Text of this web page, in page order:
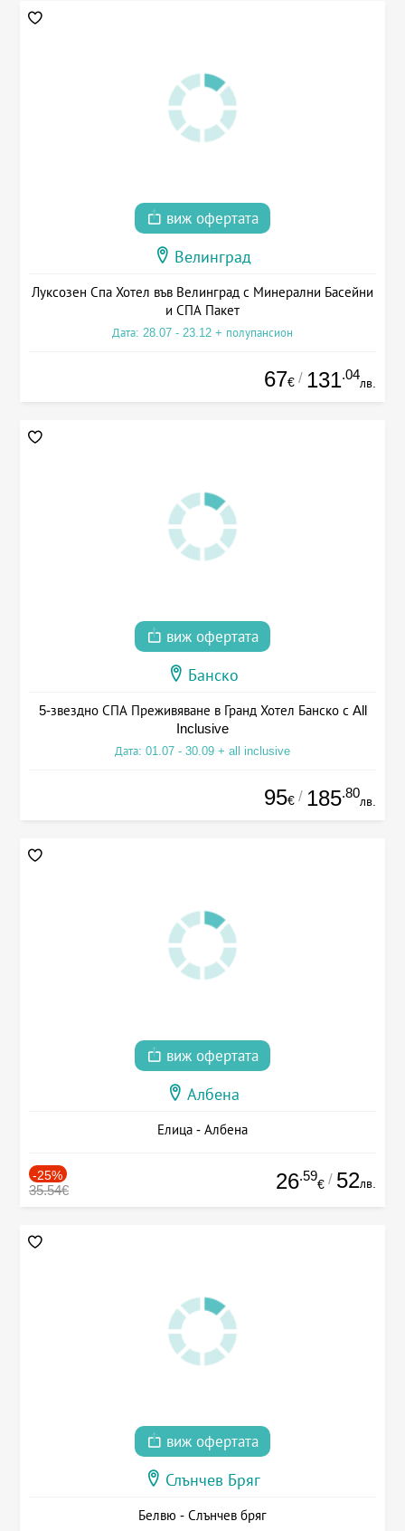
виж офертата
Велинград
Луксозен Спа Хотел във Велинград с Минерални Басейни
и СПА Пакет
Дата: 28.07 - 23.12 + полупансион
67€ / 131.04
лв.
виж офертата
Банско
5-звездно СПА Преживяване в Гранд Хотел Банско с All
Inclusive
Дата: 01.07 - 30.09 + all inclusive
95€ / 185.80
лв.
виж офертата
Албена
Елица - Албена
-25%
35.54€ 26.59
€ / 52лв.
виж офертата
Слънчев Бряг
Белвю - Слънчев бряг